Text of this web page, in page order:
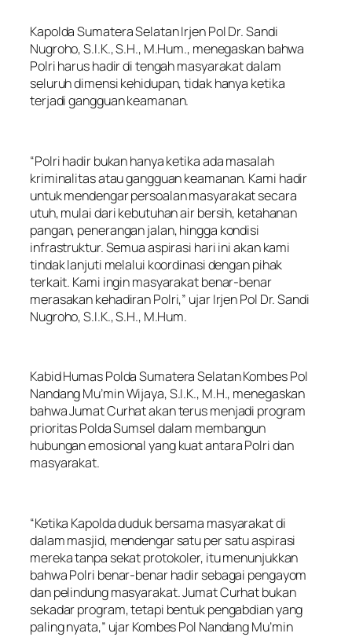
Kapolda Sumatera Selatan Irjen Pol Dr. Sandi
Nugroho, S.I.K., S.H., M.Hum., menegaskan bahwa
Polri harus hadir di tengah masyarakat dalam
seluruh dimensi kehidupan, tidak hanya ketika
terjadi gangguan keamanan.
“Polri hadir bukan hanya ketika ada masalah
kriminalitas atau gangguan keamanan. Kami hadir
untuk mendengar persoalan masyarakat secara
utuh, mulai dari kebutuhan air bersih, ketahanan
pangan, penerangan jalan, hingga kondisi
infrastruktur. Semua aspirasi hari ini akan kami
tindak lanjuti melalui koordinasi dengan pihak
terkait. Kami ingin masyarakat benar-benar
merasakan kehadiran Polri,” ujar Irjen Pol Dr. Sandi
Nugroho, S.I.K., S.H., M.Hum.
Kabid Humas Polda Sumatera Selatan Kombes Pol
Nandang Mu’min Wijaya, S.I.K., M.H., menegaskan
bahwa Jumat Curhat akan terus menjadi program
prioritas Polda Sumsel dalam membangun
hubungan emosional yang kuat antara Polri dan
masyarakat.
“Ketika Kapolda duduk bersama masyarakat di
dalam masjid, mendengar satu per satu aspirasi
mereka tanpa sekat protokoler, itu menunjukkan
bahwa Polri benar-benar hadir sebagai pengayom
dan pelindung masyarakat. Jumat Curhat bukan
sekadar program, tetapi bentuk pengabdian yang
paling nyata,” ujar Kombes Pol Nandang Mu’min